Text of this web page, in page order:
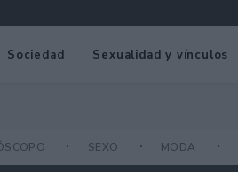
Sociedad Sexualidad y vínculos
SEXO MODA